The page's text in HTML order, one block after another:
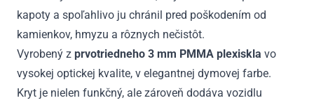
kapoty a spoľahlivo ju chránil pred poškodením od
kamienkov, hmyzu a rôznych nečistôt.
Vyrobený z prvotriedneho 3 mm PMMA plexiskla vo
vysokej optickej kvalite, v elegantnej dymovej farbe.
Kryt je nielen funkčný, ale zároveň dodáva vozidlu